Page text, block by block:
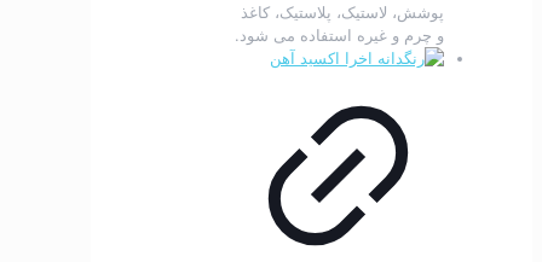
پوشش، لاستیک، پلاستیک، کاغذ
و چرم و غیره استفاده می شود.